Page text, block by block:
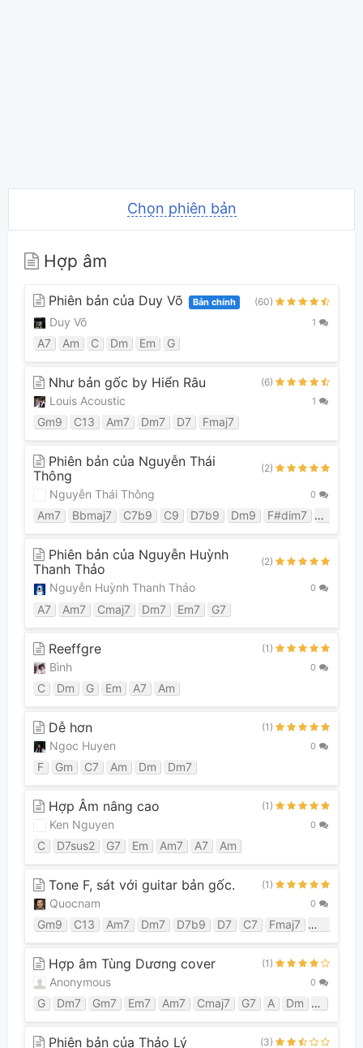
Chọn phiên bản
Hợp âm
Phiên bản của Duy Võ Bản chính (60)
Duy Võ 1
A7 Am C Dm Em G
Như bản gốc by Hiển Râu (6)
Louis Acoustic 1
Gm9 C13 Am7 Dm7 D7 Fmaj7
Phiên bản của Nguyễn Thái
Thông
(2)
Nguyễn Thái Thông 0
Am7 Bbmaj7 C7b9 C9 D7b9 Dm9 F#dim7 Fmaj7
Phiên bản của Nguyễn Huỳnh
Thanh Thảo
(2)
Nguyễn Huỳnh Thanh Thảo 0
A7 Am7 Cmaj7 Dm7 Em7 G7
Reeffgre (1)
Bình 0
C Dm G Em A7 Am
Dễ hơn (1)
Ngoc Huyen 0
F Gm C7 Am Dm Dm7
Hợp Âm nâng cao (1)
Ken Nguyen 0
C D7sus2 G7 Em Am7 A7 Am
Tone F, sát với guitar bản gốc. (1)
Quocnam 0
Gm9 C13 Am7 Dm7 D7b9 D7 C7 Fmaj7 Gm7
Hợp âm Tùng Dương cover (1)
Anonymous 0
G Dm7 Gm7 Em7 Am7 Cmaj7 G7 A Dm C
Phiên bản của Thảo Lý (3)